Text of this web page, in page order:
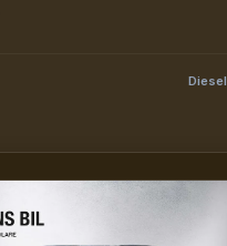
Diesel